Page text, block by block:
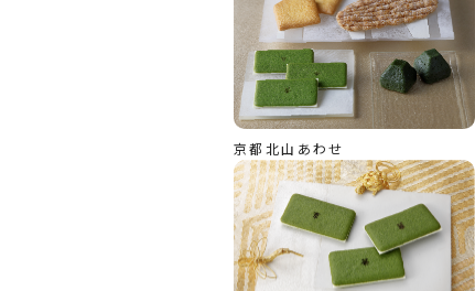
京都北山あわせ